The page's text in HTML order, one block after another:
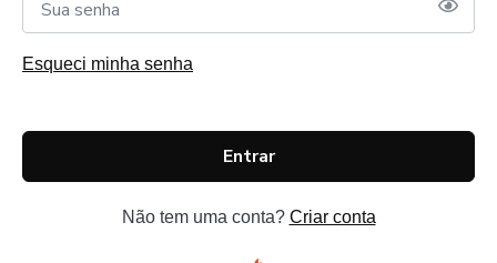
Esqueci minha senha
Entrar
Não tem uma conta? Criar conta